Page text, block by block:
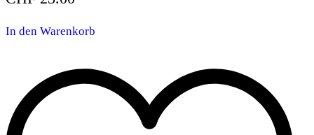
In den Warenkorb